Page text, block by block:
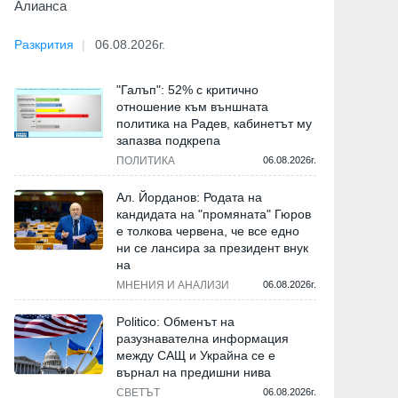
Алианса
Разкрития 06.08.2026г.
"Галъп": 52% с критично
отношение към външната
политика на Радев, кабинетът му
запазва подкрепа
ПОЛИТИКА 06.08.2026г.
Ал. Йорданов: Родата на
кандидата на "промяната" Гюров
е толкова червена, че все едно
ни се лансира за президент внук
на
МНЕНИЯ И АНАЛИЗИ 06.08.2026г.
Politico: Обменът на
разузнавателна информация
между САЩ и Украйна се е
върнал на предишни нива
СВЕТЪТ 06.08.2026г.